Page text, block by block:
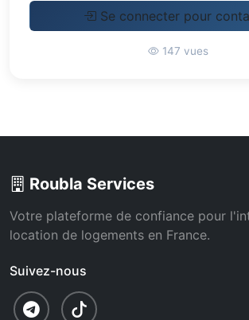
Se connecter pour
147 vues
Roubla Services
Votre plateforme de confiance pour
location de logements en France.
Suivez-nous